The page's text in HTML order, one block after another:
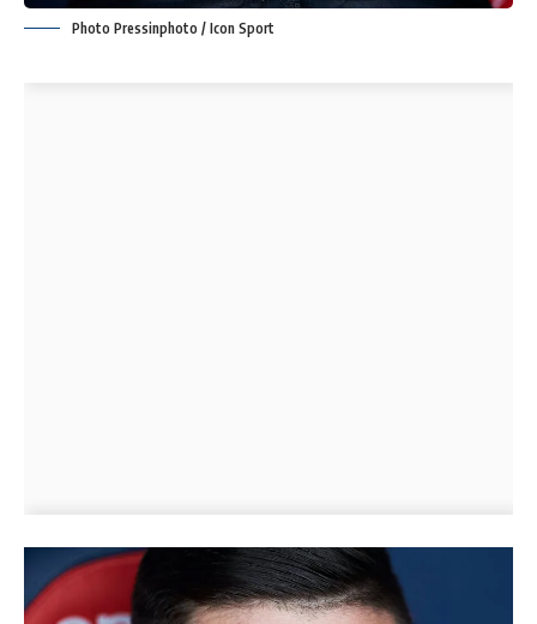
Photo Pressinphoto / Icon Sport